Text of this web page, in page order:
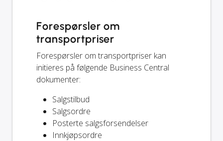
Forespørsler om
transportpriser
Forespørsler om transportpriser kan
initieres på følgende Business Central
dokumenter:
Salgstilbud
Salgsordre
Posterte salgsforsendelser
Innkjøpsordre